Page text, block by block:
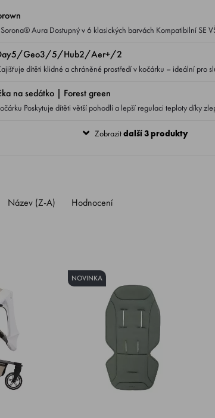
Day5/Geo3/5/Hub2/Aer+/2
na sedátko | Forest green
vzduchu mezi
Zobrazitdalší 3 produkty
Název (Z-A) Hodnocení
NOVINKA